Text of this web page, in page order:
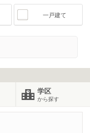
一戸建て
学区
から探す